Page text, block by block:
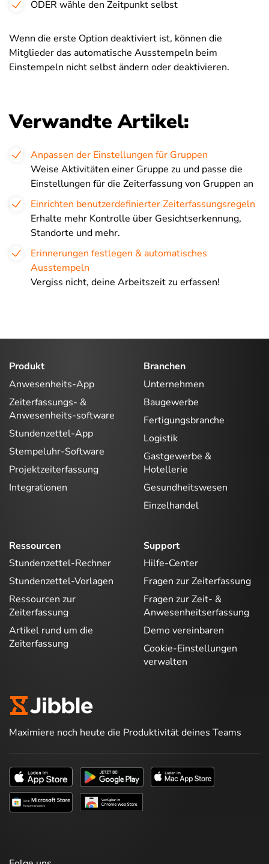
ODER wähle den Zeitpunkt selbst
Wenn die erste Option deaktiviert ist, können die
Mitglieder das automatische Ausstempeln beim
Einstempeln nicht selbst ändern oder deaktivieren.
Verwandte Artikel:
Anpassen der Einstellungen für Gruppen
Weise Aktivitäten einer Gruppe zu und passe die
Einstellungen für die Zeiterfassung von Gruppen an
Einrichten benutzerdefinierter Zeiterfassungsregeln
Erhalte mehr Kontrolle über Gesichtserkennung,
Standorte und mehr.
Erinnerungen festlegen & automatisches
Ausstempeln
Vergiss nicht, deine Arbeitszeit zu erfassen!
Produkt
Anwesenheits-App
Zeiterfassungs- &
Anwesenheits-software
Stundenzettel-App
Stempeluhr-Software
Projektzeiterfassung
Integrationen
Branchen
Unternehmen
Baugewerbe
Fertigungsbranche
Logistik
Gastgewerbe &
Hotellerie
Gesundheitswesen
Einzelhandel
Ressourcen
Stundenzettel-Rechner
Stundenzettel-Vorlagen
Ressourcen zur
Zeiterfassung
Artikel rund um die
Zeiterfassung
Support
Hilfe-Center
Fragen zur Zeiterfassung
Fragen zur Zeit- &
Anwesenheitserfassung
Demo vereinbaren
Cookie-Einstellungen
verwalten
Maximiere noch heute die Produktivität deines Teams